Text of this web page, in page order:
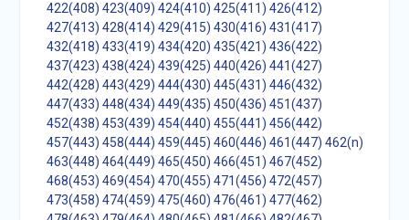
422(408) 423(409) 424(410) 425(411) 426(412)
427(413) 428(414) 429(415) 430(416) 431(417)
432(418) 433(419) 434(420) 435(421) 436(422)
437(423) 438(424) 439(425) 440(426) 441(427)
442(428) 443(429) 444(430) 445(431) 446(432)
447(433) 448(434) 449(435) 450(436) 451(437)
452(438) 453(439) 454(440) 455(441) 456(442)
457(443) 458(444) 459(445) 460(446) 461(447) 462(n)
463(448) 464(449) 465(450) 466(451) 467(452)
468(453) 469(454) 470(455) 471(456) 472(457)
473(458) 474(459) 475(460) 476(461) 477(462)